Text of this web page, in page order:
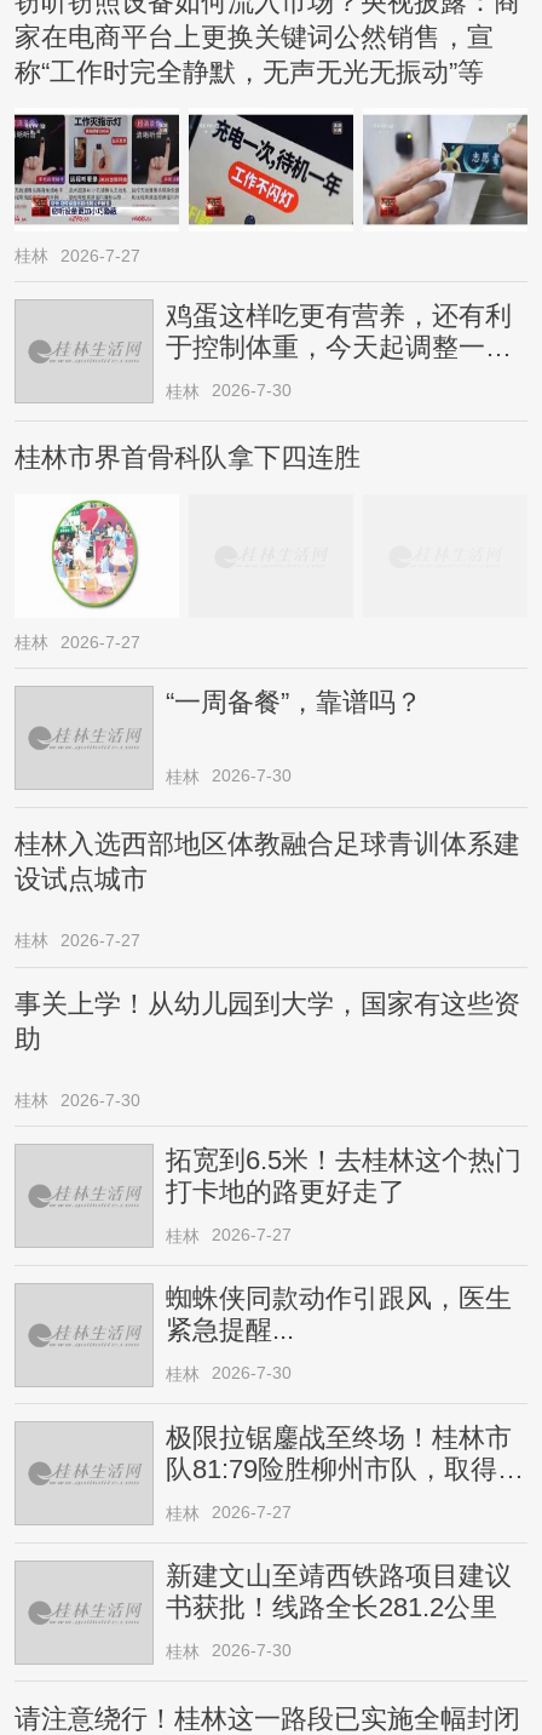
家在电商平台上更换关键词公然销售，宣
称“工作时完全静默，无声无光无振动”等
桂林 2026-7-27
鸡蛋这样吃更有营养，还有利
于控制体重，今天起调整一下
→
桂林 2026-7-30
桂林市界首骨科队拿下四连胜
桂林 2026-7-27
“一周备餐”，靠谱吗？
桂林 2026-7-30
桂林入选西部地区体教融合足球青训体系建
设试点城市
桂林 2026-7-27
事关上学！从幼儿园到大学，国家有这些资
助
桂林 2026-7-30
拓宽到6.5米！去桂林这个热门
打卡地的路更好走了
桂林 2026-7-27
蜘蛛侠同款动作引跟风，医生
紧急提醒...
桂林 2026-7-30
极限拉锯鏖战至终场！桂林市
队81:79险胜柳州市队，取得四
连胜
桂林 2026-7-27
新建文山至靖西铁路项目建议
书获批！线路全长281.2公里
桂林 2026-7-30
请注意绕行！桂林这一路段已实施全幅封闭